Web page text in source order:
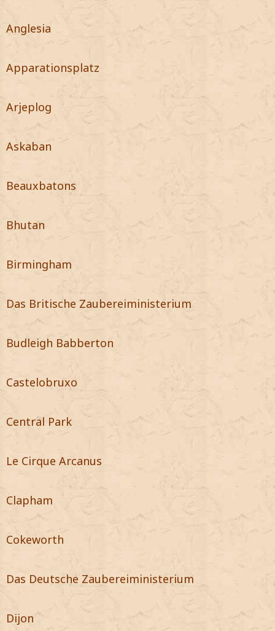
Anglesia
Apparationsplatz
Arjeplog
Askaban
Beauxbatons
Bhutan
Birmingham
Das Britische Zaubereiministerium
Budleigh Babberton
Castelobruxo
Central Park
Le Cirque Arcanus
Clapham
Cokeworth
Das Deutsche Zaubereiministerium
Dijon